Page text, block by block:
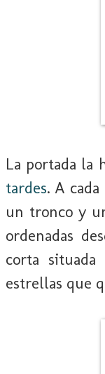
La portada la
tardes. A
un tronco y
ordenadas
corta
estrellas que